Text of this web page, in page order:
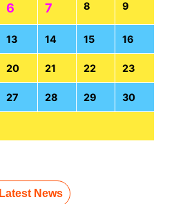
6 7 8 9
13 14 15 16
20 21 22 23
27 28 29 30
Latest News